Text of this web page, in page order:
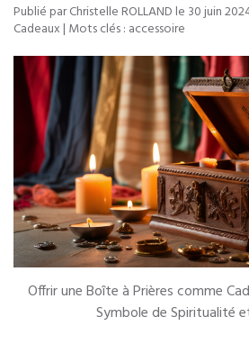
Publié par Christelle ROLLAND le 30 juin
Cadeaux | Mots clés : accessoire
Offrir une Boîte à Prières comme
Symbole de Spiritualité